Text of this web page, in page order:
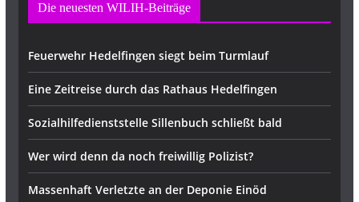
Die neuesten WILIH-Beiträge
Feuerwehr Hedelfingen siegt beim Turmlauf
Eine Zeitreise durch das Rathaus Hedelfingen
Sozialhilfedienststelle Sillenbuch schließt bald
Wer wird denn da noch freiwillig Polizist?
Massenhaft Verletzte an der Deponie Einöd